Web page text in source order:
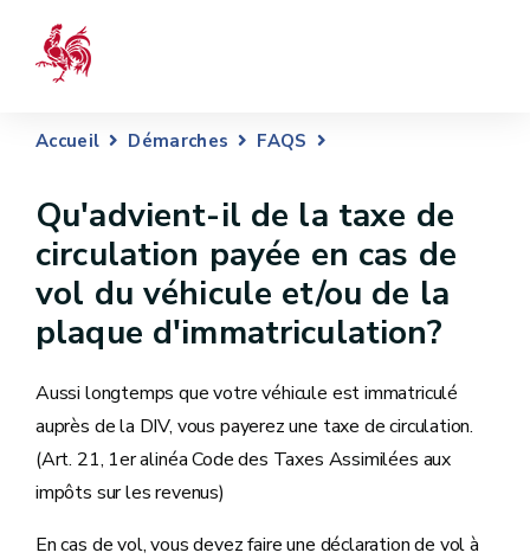
Accueil Démarches FAQS
Qu'advient-il de la taxe de
circulation payée en cas de
vol du véhicule et/ou de la
plaque d'immatriculation?
Aussi longtemps que votre véhicule est immatriculé
auprès de la DIV, vous payerez une taxe de circulation.
(Art. 21, 1er alinéa Code des Taxes Assimilées aux
impôts sur les revenus)
En cas de vol, vous devez faire une déclaration de vol à